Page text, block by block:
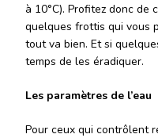
à 10°C). Profitez donc de
quelques frottis qui vous
tout va bien. Et si
temps de les éradiquer.
Les paramètres de l’eau
Pour ceux qui contrôlent